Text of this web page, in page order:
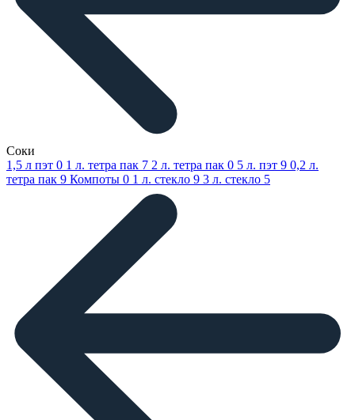
Соки
1,5 л пэт 0 1 л. тетра пак 7 2 л. тетра пак 0 5 л. пэт 9 0,2 л.
тетра пак 9 Компоты 0 1 л. стекло 9 3 л. стекло 5